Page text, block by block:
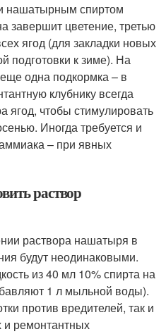
нашатырным спиртом
завершит цветение, третью
ягод (для закладки новых
подготовки к зиме). На
одна подкормка – в
клубнику всегда
ягод, чтобы стимулировать
Иногда требуется и
– при явных
раствор
раствора нашатыря в
будут неодинаковыми.
из 40 мл 10% спирта на
1 л мыльной воды).
против вредителей, так и
и ремонтантных